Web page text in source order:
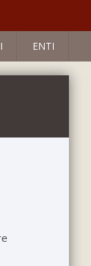
ENTI